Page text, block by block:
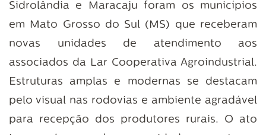
Sidrolândia e Maracaju foram os municípios
em Mato Grosso do Sul (MS) que receberam
novas unidades de atendimento aos
associados da Lar Cooperativa Agroindustrial.
Estruturas amplas e modernas se destacam
pelo visual nas rodovias e ambiente agradável
para recepção dos produtores rurais. O ato